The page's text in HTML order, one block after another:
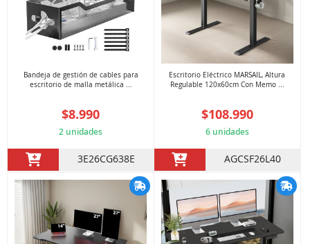
Bandeja de gestión de cables para
escritorio de malla metálica ...
$8.990
2 unidades
3E26CG638E
Escritorio Eléctrico MARSAIL, Altura
Regulable 120x60cm Con Memo ...
$108.990
6 unidades
AGCSF26L40